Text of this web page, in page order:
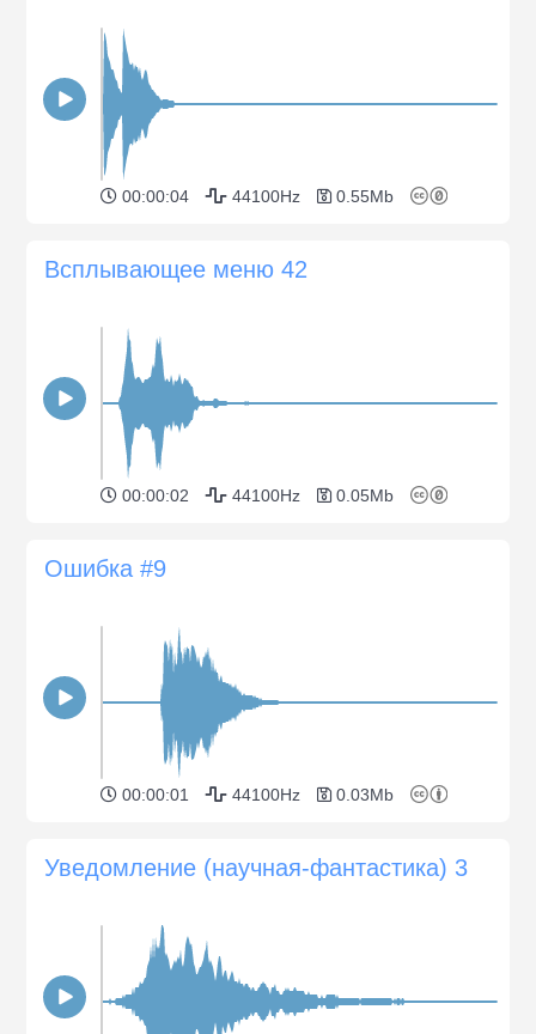
00:00:04 44100Hz 0.55Mb
Всплывающее меню 42
00:00:02 44100Hz 0.05Mb
Ошибка #9
00:00:01 44100Hz 0.03Mb
Уведомление (научная-фантастика) 3